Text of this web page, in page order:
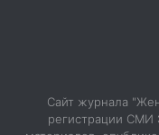
Сайт журнала
регистрации